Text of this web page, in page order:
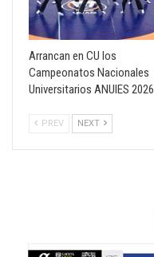
Arrancan en CU los
Campeonatos Nacionales
Universitarios ANUIES 2026
PREV NEXT